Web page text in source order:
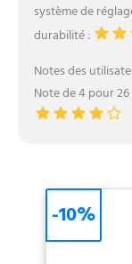
système de
durabilité :
Notes des
Note de 4 pour
-10%